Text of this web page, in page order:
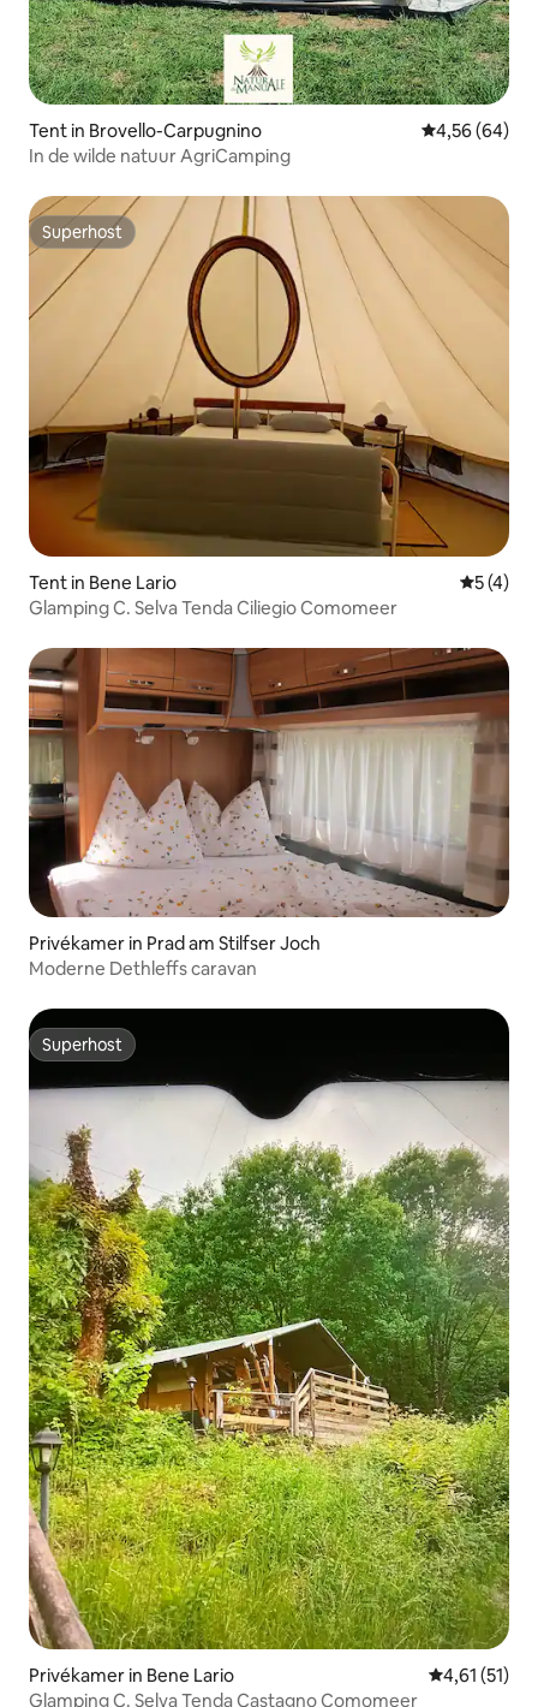
Tent in Brovello-Carpugnino Gemiddelde
4,56 (64)
In de wilde natuur AgriCamping
Superhost
Superhost
Tent in Bene Lario
5 (4)
Glamping C. Selva Tenda Ciliegio Comomeer
Privékamer in Prad am Stilfser Joch
Moderne Dethleffs caravan
Superhost
Superhost
Privékamer in Bene Lario Gemiddelde
4,61 (51)
Glamping C. Selva Tenda Castagno Comomeer